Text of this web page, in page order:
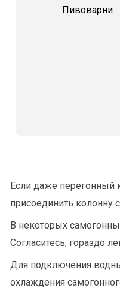
Пивоварни
Если даже перегонный
присоединить
В некоторых
Согласитесь, гораздо
Для подключения
охлаждения